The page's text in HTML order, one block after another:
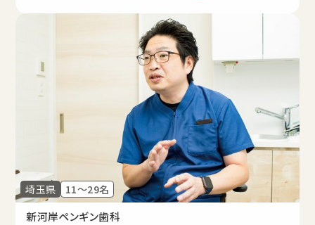
埼玉県 11～29名
新河岸ペンギン歯科